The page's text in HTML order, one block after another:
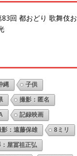
83回 都おどり 歌舞伎お
縄 子供
撮影：匿名
記録映画
影：遠藤保雄 8ミリ
屋冨祖正弘